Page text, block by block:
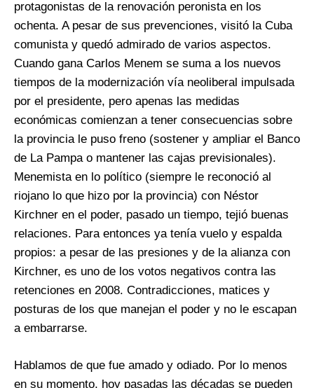
protagonistas de la renovación peronista en los
ochenta. A pesar de sus prevenciones, visitó la Cuba
comunista y quedó admirado de varios aspectos.
Cuando gana Carlos Menem se suma a los nuevos
tiempos de la modernización vía neoliberal impulsada
por el presidente, pero apenas las medidas
económicas comienzan a tener consecuencias sobre
la provincia le puso freno (sostener y ampliar el Banco
de La Pampa o mantener las cajas previsionales).
Menemista en lo político (siempre le reconoció al
riojano lo que hizo por la provincia) con Néstor
Kirchner en el poder, pasado un tiempo, tejió buenas
relaciones. Para entonces ya tenía vuelo y espalda
propios: a pesar de las presiones y de la alianza con
Kirchner, es uno de los votos negativos contra las
retenciones en 2008. Contradicciones, matices y
posturas de los que manejan el poder y no le escapan
a embarrarse.
Hablamos de que fue amado y odiado. Por lo menos
en su momento, hoy pasadas las décadas se pueden